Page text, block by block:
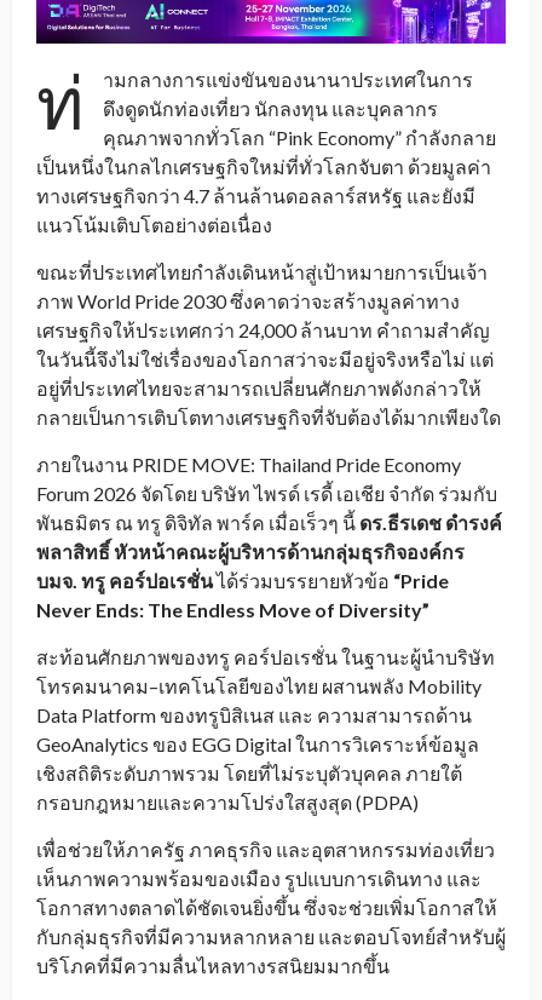
ท่
ามกลางการแข่งขันของนานาประเทศในการ
ดึงดูดนักท่องเที่ยว นักลงทุน และบุคลากร
คุณภาพจากทั่วโลก “Pink Economy” กำลังกลาย
เป็นหนึ่งในกลไกเศรษฐกิจใหม่ที่ทั่วโลกจับตา ด้วยมูลค่า
ทางเศรษฐกิจกว่า 4.7 ล้านล้านดอลลาร์สหรัฐ และยังมี
แนวโน้มเติบโตอย่างต่อเนื่อง
ขณะที่ประเทศไทยกำลังเดินหน้าสู่เป้าหมายการเป็นเจ้า
ภาพ World Pride 2030 ซึ่งคาดว่าจะสร้างมูลค่าทาง
เศรษฐกิจให้ประเทศกว่า 24,000 ล้านบาท คำถามสำคัญ
ในวันนี้จึงไม่ใช่เรื่องของโอกาสว่าจะมีอยู่จริงหรือไม่ แต่
อยู่ที่ประเทศไทยจะสามารถเปลี่ยนศักยภาพดังกล่าวให้
กลายเป็นการเติบโตทางเศรษฐกิจที่จับต้องได้มากเพียงใด
ภายในงาน PRIDE MOVE: Thailand Pride Economy
Forum 2026 จัดโดย บริษัท ไพรด์ เรดี้ เอเชีย จำกัด ร่วมกับ
พันธมิตร ณ ทรู ดิจิทัล พาร์ค เมื่อเร็วๆ นี้ ดร.ธีรเดช ดำรงค์
พลาสิทธิ์ หัวหน้าคณะผู้บริหารด้านกลุ่มธุรกิจองค์กร
บมจ. ทรู คอร์ปอเรชั่นได้ร่วมบรรยายหัวข้อ “Pride
Never Ends: The Endless Move of Diversity”
สะท้อนศักยภาพของทรู คอร์ปอเรชั่น ในฐานะผู้นำบริษัท
โทรคมนาคม–เทคโนโลยีของไทย ผสานพลัง Mobility
Data Platform ของทรูบิสิเนส และ ความสามารถด้าน
GeoAnalytics ของ EGG Digital ในการวิเคราะห์ข้อมูล
เชิงสถิติระดับภาพรวม โดยที่ไม่ระบุตัวบุคคล ภายใต้
กรอบกฎหมายและความโปร่งใสสูงสุด (PDPA)
เพื่อช่วยให้ภาครัฐ ภาคธุรกิจ และอุตสาหกรรมท่องเที่ยว
เห็นภาพความพร้อมของเมือง รูปแบบการเดินทาง และ
โอกาสทางตลาดได้ชัดเจนยิ่งขึ้น ซึ่งจะช่วยเพิ่มโอกาสให้
กับกลุ่มธุรกิจที่มีความหลากหลาย และตอบโจทย์สำหรับผู้
บริโภคที่มีความลื่นไหลทางรสนิยมมากขึ้น